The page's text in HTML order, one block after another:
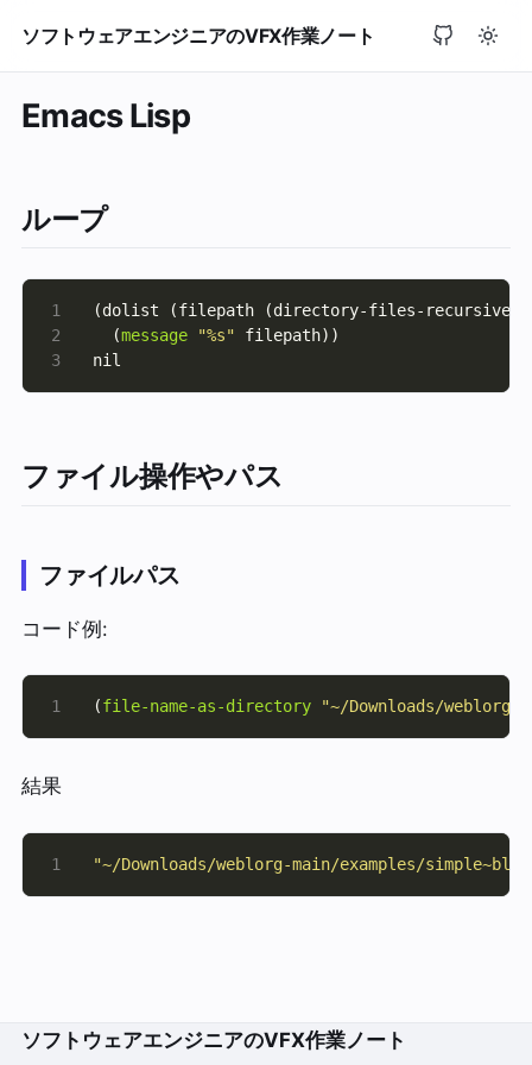
ソフトウェアエンジニアのVFX作業ノート
Emacs Lisp
ループ
3
(dolist (filepath (directory-files-
  (
message "%s"
nil
ファイル操作やパス
ファイルパス
コード例:
1 (file-name-as-directory "~/Downloads/weblorg-
結果
"~/Downloads/weblorg-main/examples/
ソフトウェアエンジニアのVFX作業ノート